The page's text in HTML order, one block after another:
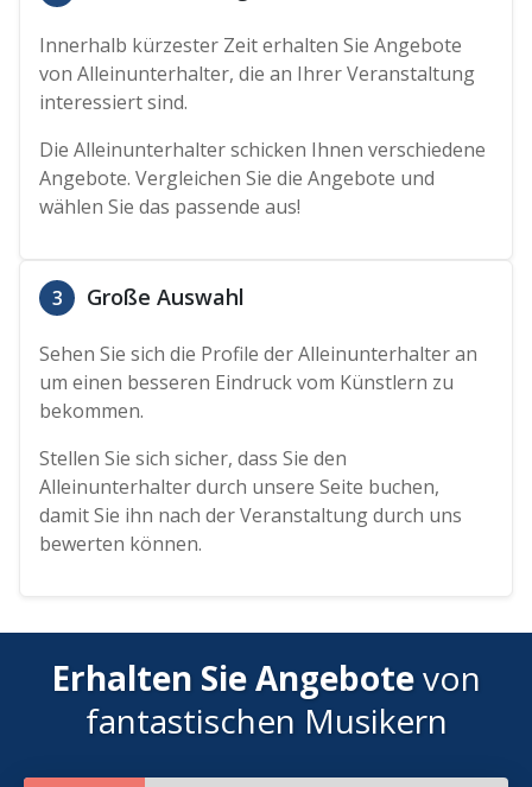
Innerhalb kürzester Zeit erhalten Sie Angebote
von Alleinunterhalter, die an Ihrer Veranstaltung
interessiert sind.
Die Alleinunterhalter schicken Ihnen verschiedene
Angebote. Vergleichen Sie die Angebote und
wählen Sie das passende aus!
3 Große Auswahl
Sehen Sie sich die Profile der Alleinunterhalter an
um einen besseren Eindruck vom Künstlern zu
bekommen.
Stellen Sie sich sicher, dass Sie den
Alleinunterhalter durch unsere Seite buchen,
damit Sie ihn nach der Veranstaltung durch uns
bewerten können.
Erhalten Sie Angebotevon
fantastischen Musikern